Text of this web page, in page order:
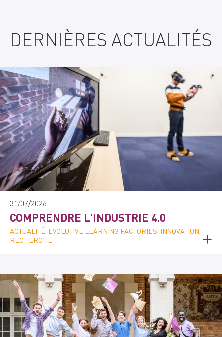
DERNIÈRES ACTUALITÉS
31/07/2026
COMPRENDRE L'INDUSTRIE 4.0
ACTUALITÉ, EVOLUTIVE LEARNING FACTORIES, INNOVATION,
RECHERCHE